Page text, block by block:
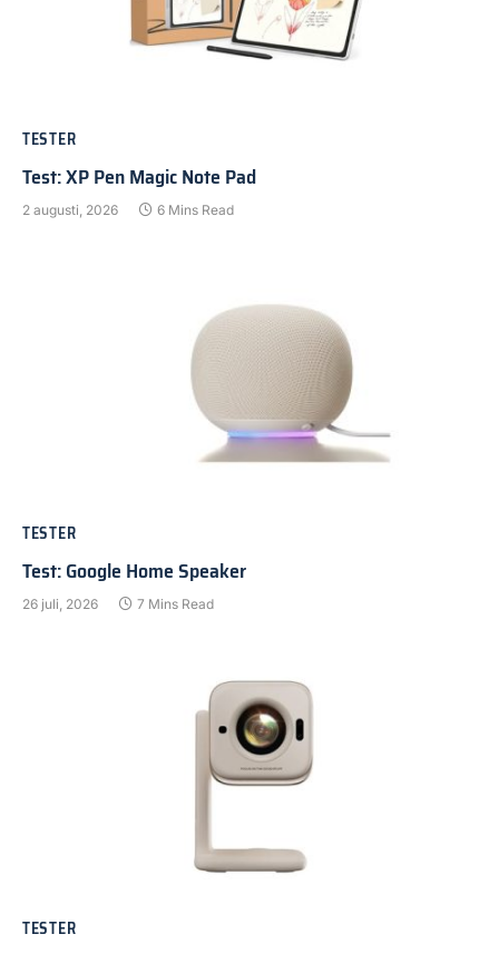
TESTER
Test: XP Pen Magic Note Pad
2 augusti, 2026 6 Mins Read
TESTER
Test: Google Home Speaker
26 juli, 2026 7 Mins Read
TESTER